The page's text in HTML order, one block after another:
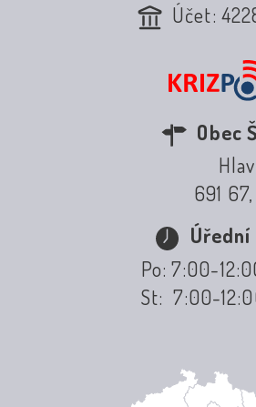
Účet:
Obec
691
Po: 7:00-
St: 7:00-